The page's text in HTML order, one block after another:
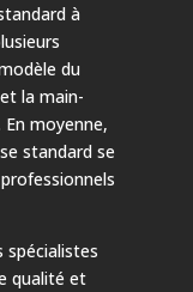
à
du
la main-
moyenne,
standard se
spécialistes
qualité et